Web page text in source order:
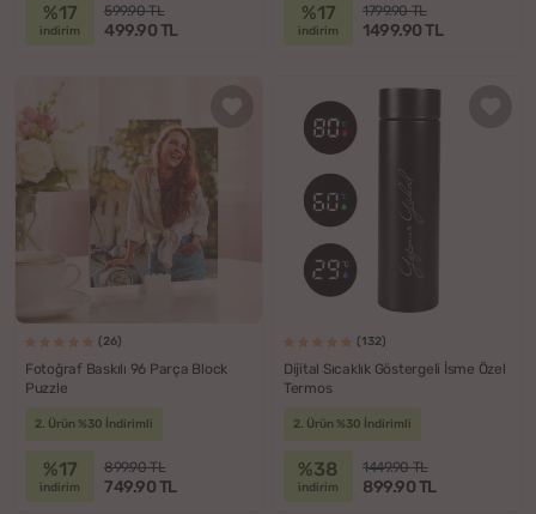
%17
indirim
599.90 TL
499.90 TL
%17
indirim
1799.90 TL
1499.90 TL
(26)
Fotoğraf Baskılı 96 Parça Block
Puzzle
2. Ürün %30 İndirimli
%17
indirim
899.90 TL
749.90 TL
(132)
Dijital Sıcaklık Göstergeli İsme Özel
Termos
2. Ürün %30 İndirimli
%38
indirim
1449.90 TL
899.90 TL